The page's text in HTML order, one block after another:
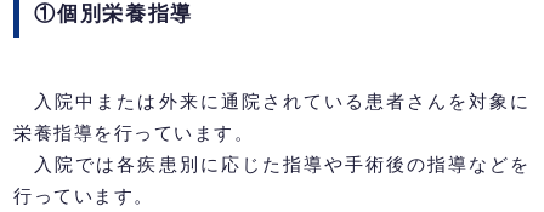
①個別栄養指導
入院中または外来に通院されている患者さんを対象に
栄養指導を行っています。
入院では各疾患別に応じた指導や手術後の指導などを
行っています。